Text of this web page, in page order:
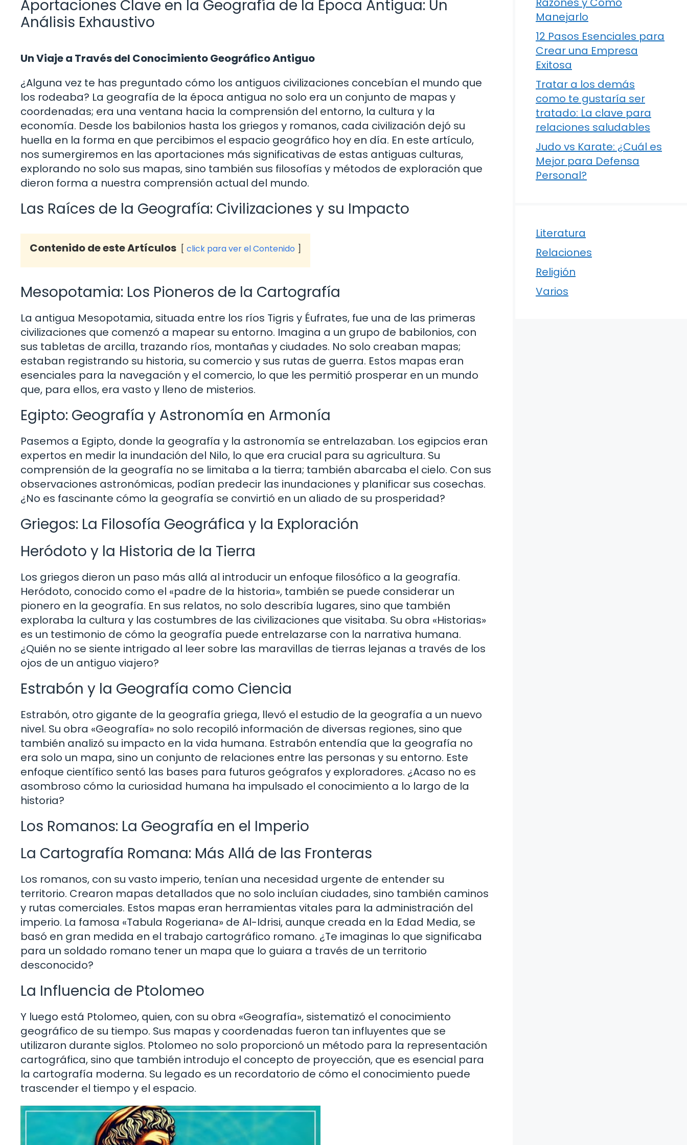
Aportaciones Clave en la Geografía de la Época Antigua: Un
Análisis Exhaustivo
Un Viaje a Través del Conocimiento Geográfico Antiguo
¿Alguna vez te has preguntado cómo los antiguos civilizaciones concebían el mundo que
los rodeaba? La geografía de la época antigua no solo era un conjunto de mapas y
coordenadas; era una ventana hacia la comprensión del entorno, la cultura y la
economía. Desde los babilonios hasta los griegos y romanos, cada civilización dejó su
huella en la forma en que percibimos el espacio geográfico hoy en día. En este artículo,
nos sumergiremos en las aportaciones más significativas de estas antiguas culturas,
explorando no solo sus mapas, sino también sus filosofías y métodos de exploración que
dieron forma a nuestra comprensión actual del mundo.
Las Raíces de la Geografía: Civilizaciones y su Impacto
Contenido de este Artículos click para ver el Contenido
Mesopotamia: Los Pioneros de la Cartografía
La antigua Mesopotamia, situada entre los ríos Tigris y Éufrates, fue una de las primeras
civilizaciones que comenzó a mapear su entorno. Imagina a un grupo de babilonios, con
sus tabletas de arcilla, trazando ríos, montañas y ciudades. No solo creaban mapas;
estaban registrando su historia, su comercio y sus rutas de guerra. Estos mapas eran
esenciales para la navegación y el comercio, lo que les permitió prosperar en un mundo
que, para ellos, era vasto y lleno de misterios.
Egipto: Geografía y Astronomía en Armonía
Pasemos a Egipto, donde la geografía y la astronomía se entrelazaban. Los egipcios eran
expertos en medir la inundación del Nilo, lo que era crucial para su agricultura. Su
comprensión de la geografía no se limitaba a la tierra; también abarcaba el cielo. Con sus
observaciones astronómicas, podían predecir las inundaciones y planificar sus cosechas.
¿No es fascinante cómo la geografía se convirtió en un aliado de su prosperidad?
Griegos: La Filosofía Geográfica y la Exploración
Heródoto y la Historia de la Tierra
Los griegos dieron un paso más allá al introducir un enfoque filosófico a la geografía.
Heródoto, conocido como el «padre de la historia», también se puede considerar un
pionero en la geografía. En sus relatos, no solo describía lugares, sino que también
exploraba la cultura y las costumbres de las civilizaciones que visitaba. Su obra «Historias»
es un testimonio de cómo la geografía puede entrelazarse con la narrativa humana.
¿Quién no se siente intrigado al leer sobre las maravillas de tierras lejanas a través de los
ojos de un antiguo viajero?
Estrabón y la Geografía como Ciencia
Estrabón, otro gigante de la geografía griega, llevó el estudio de la geografía a un nuevo
nivel. Su obra «Geografía» no solo recopiló información de diversas regiones, sino que
también analizó su impacto en la vida humana. Estrabón entendía que la geografía no
era solo un mapa, sino un conjunto de relaciones entre las personas y su entorno. Este
enfoque científico sentó las bases para futuros geógrafos y exploradores. ¿Acaso no es
asombroso cómo la curiosidad humana ha impulsado el conocimiento a lo largo de la
historia?
Los Romanos: La Geografía en el Imperio
La Cartografía Romana: Más Allá de las Fronteras
Los romanos, con su vasto imperio, tenían una necesidad urgente de entender su
territorio. Crearon mapas detallados que no solo incluían ciudades, sino también caminos
y rutas comerciales. Estos mapas eran herramientas vitales para la administración del
imperio. La famosa «Tabula Rogeriana» de Al-Idrisi, aunque creada en la Edad Media, se
basó en gran medida en el trabajo cartográfico romano. ¿Te imaginas lo que significaba
para un soldado romano tener un mapa que lo guiara a través de un territorio
desconocido?
La Influencia de Ptolomeo
Y luego está Ptolomeo, quien, con su obra «Geografía», sistematizó el conocimiento
geográfico de su tiempo. Sus mapas y coordenadas fueron tan influyentes que se
utilizaron durante siglos. Ptolomeo no solo proporcionó un método para la representación
cartográfica, sino que también introdujo el concepto de proyección, que es esencial para
la cartografía moderna. Su legado es un recordatorio de cómo el conocimiento puede
trascender el tiempo y el espacio.
Manejarlo
12 Pasos Esenciales para
Crear una Empresa
Exitosa
Tratar a los demás
como te gustaría ser
tratado: La clave para
relaciones saludables
Judo vs Karate: ¿Cuál es
Mejor para Defensa
Personal?
Literatura
Relaciones
Religión
Varios